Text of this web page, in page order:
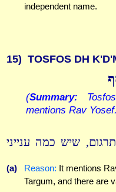
independent name.
15) TOSFOS DH
(Summary:
mentions Rav
שיש כמה ענייני
(a) Reason: It mentions
Targum, and there are